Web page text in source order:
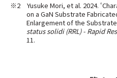
※2 Yusuke Mori, et al. 2024.
on a GaN Substrate
Enlargement of the Substrate
status solidi (RRL) - Rapid
11.